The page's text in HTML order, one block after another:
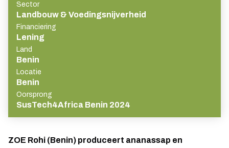
Sector
Landbouw & Voedingsnijverheid
Financiering
Lening
Land
Benin
Locatie
Benin
Oorsprong
SusTech4Africa Benin 2024
ZOE Rohi (Benin) produceert ananassap en